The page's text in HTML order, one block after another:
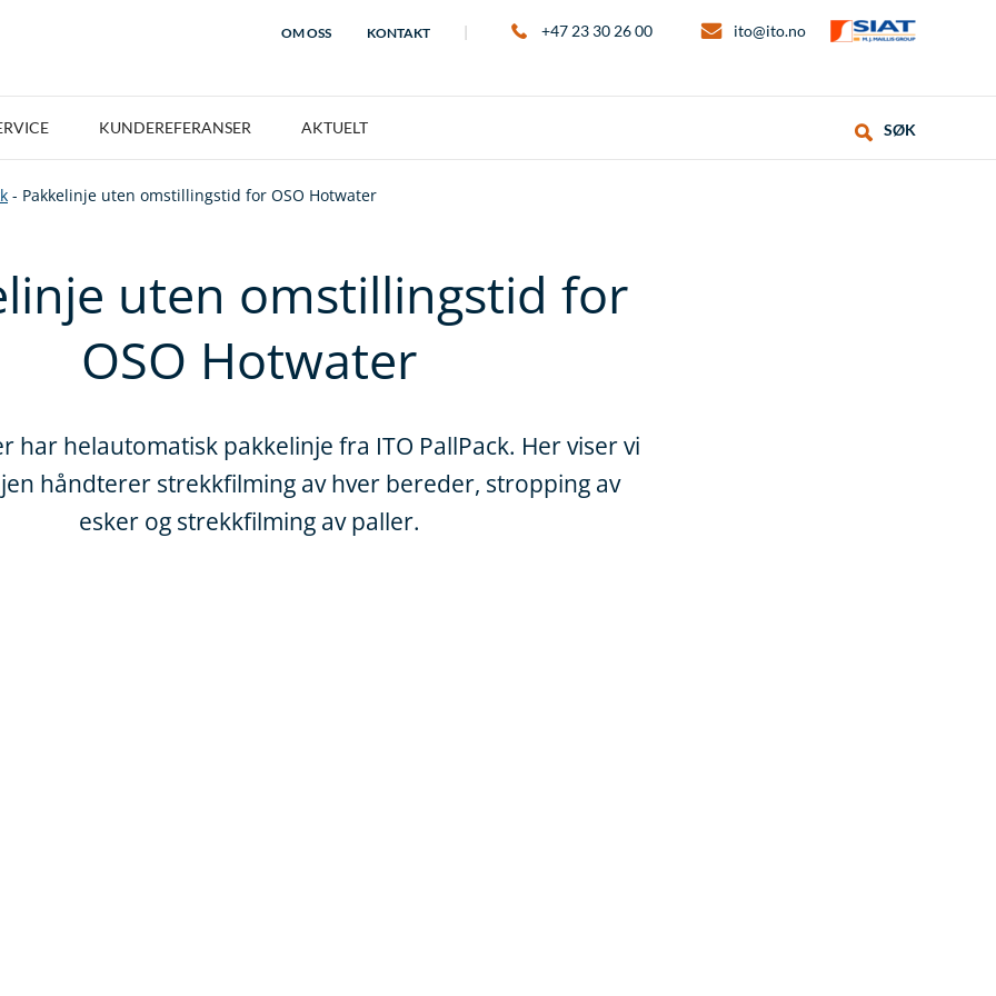
OM OSS KONTAKT +47 23 30 26 00 ito@ito.no
KUNDEREFERANSER AKTUELT SØK
- Pakkelinje uten omstillingstid for OSO Hotwater
uten omstillingstid for
OSO Hotwater
har helautomatisk pakkelinje fra ITO PallPack. Her viser vi
håndterer strekkfilming av hver bereder, stropping av
esker og strekkfilming av paller.